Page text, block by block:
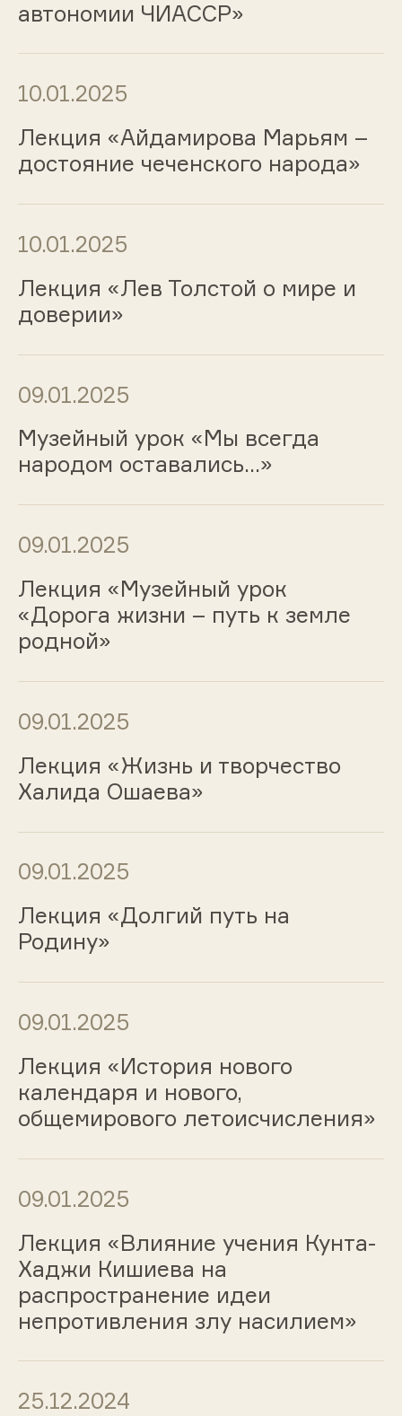
автономии ЧИАССР»
10.01.2025
Лекция «Айдамирова Марьям –
достояние чеченского народа»
10.01.2025
Лекция «Лев Толстой о мире и
доверии»
09.01.2025
Музейный урок «Мы всегда
народом оставались…»
09.01.2025
Лекция «Музейный урок
«Дорога жизни – путь к земле
родной»
09.01.2025
Лекция «Жизнь и творчество
Халида Ошаева»
09.01.2025
Лекция «Долгий путь на
Родину»
09.01.2025
Лекция «История нового
календаря и нового,
общемирового летоисчисления»
09.01.2025
Лекция «Влияние учения Кунта-
Хаджи Кишиева на
распространение идеи
непротивления злу насилием»
25.12.2024